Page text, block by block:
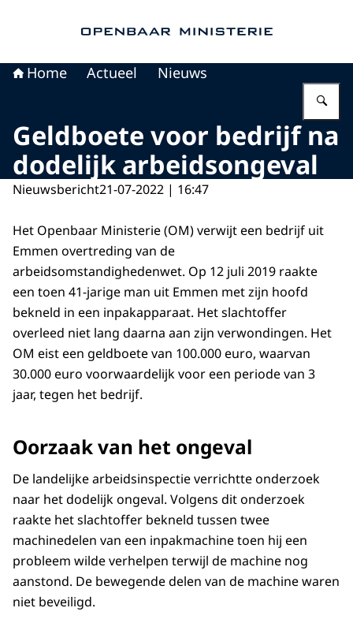
Home Actueel Nieuws
Geldboete voor bedrijf na
dodelijk arbeidsongeval
Nieuwsbericht21-07-2022 | 16:47
Het Openbaar Ministerie (OM) verwijt een bedrijf uit
Emmen overtreding van de
arbeidsomstandighedenwet. Op 12 juli 2019 raakte
een toen 41-jarige man uit Emmen met zijn hoofd
bekneld in een inpakapparaat. Het slachtoffer
overleed niet lang daarna aan zijn verwondingen. Het
OM eist een geldboete van 100.000 euro, waarvan
30.000 euro voorwaardelijk voor een periode van 3
jaar, tegen het bedrijf.
Oorzaak van het ongeval
De landelijke arbeidsinspectie verrichtte onderzoek
naar het dodelijk ongeval. Volgens dit onderzoek
raakte het slachtoffer bekneld tussen twee
machinedelen van een inpakmachine toen hij een
probleem wilde verhelpen terwijl de machine nog
aanstond. De bewegende delen van de machine waren
niet beveiligd.